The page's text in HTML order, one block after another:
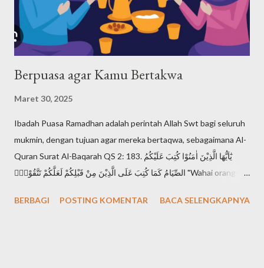
disebut Shema Israel: "Dengarlah, hai Israel: Tuhan itu Allah
kita, Tuhan itu esa!". Shema Israel a...
Berpuasa agar Kamu Bertakwa
Maret 30, 2025
Ibadah Puasa Ramadhan adalah perintah Allah Swt bagi seluruh
mukmin, dengan tujuan agar mereka bertaqwa, sebagaimana Al-
Quran Surat Al-Baqarah QS 2: 183. يٰٓاَيُّهَا الَّذِيْنَ اٰمَنُوْا كُتِبَ عَلَيْكُمُ
الصِّيَامُ كَمَا كُتِبَ عَلَى الَّذِيْنَ مِنْ قَبْلِكُمْ لَعَلَّكُمْ تَتَّقُوْنَۙ "Wahai orang-
sebagaimana diwajibkan atas orang-orang sebelum kamu agar
BERBAGI POSTING KOMENTAR BACA SELENGKAPNYA